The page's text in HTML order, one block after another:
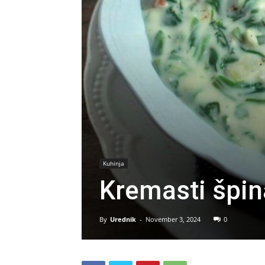
Kuhinja
Kremasti
By Urednik - November 3, 2024 0